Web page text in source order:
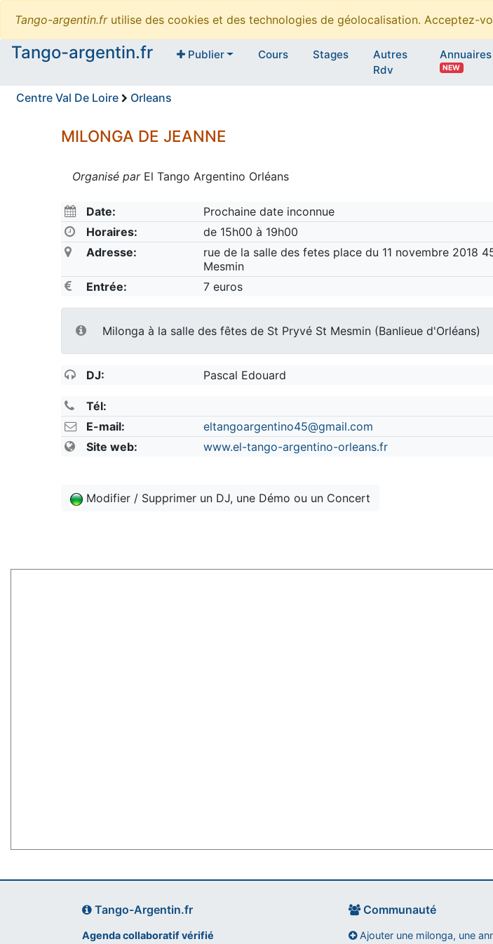
Tango-argentin.frutilise des cookies et des technologies de géolocalisation. Acceptez-
Tango-argentin.fr
Publier Cours Stages
Autres
Rdv
Annuaires
NEW
Centre Val De Loire Orleans
MILONGA DE JEANNE
Organisé parEl Tango Argentino Orléans
Date:
Prochaine date inconnue
Horaires:
de 15h00 à 19h00
Adresse:
rue de la salle des fetes place du 11 novembre 2018
Mesmin
Entrée:
7 euros
Milonga à la salle des fêtes de St Pryvé St Mesmin (Banlieue d'Orléans)
DJ: Pascal Edouard
Tél:
E-mail:
eltangoargentino45@gmail.com
Site web:
www.el-tango-argentino-orleans.fr
Modifier / Supprimer un DJ, une Démo ou un Concert
Tango-Argentin.fr
Agenda collaboratif vérifié
Communauté
Ajouter une milonga, une